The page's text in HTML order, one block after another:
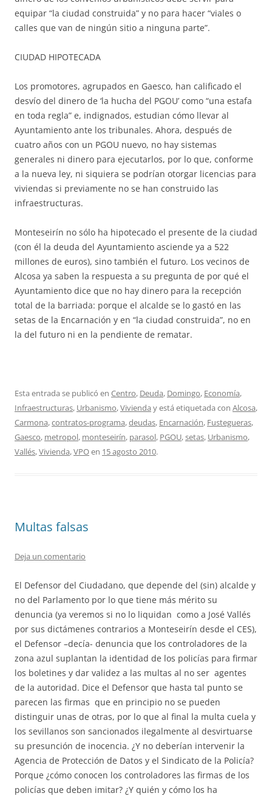
equipar “la ciudad construida” y no para hacer “viales o
calles que van de ningún sitio a ninguna parte”.
CIUDAD HIPOTECADA
Los promotores, agrupados en Gaesco, han calificado el
desvío del dinero de ‘la hucha del PGOU’ como “una estafa
en toda regla” e, indignados, estudian cómo llevar al
Ayuntamiento ante los tribunales. Ahora, después de
cuatro años con un PGOU nuevo, no hay sistemas
generales ni dinero para ejecutarlos, por lo que, conforme
a la nueva ley, ni siquiera se podrían otorgar licencias para
viviendas si previamente no se han construido las
infraestructuras.
Monteseirín no sólo ha hipotecado el presente de la ciudad
(con él la deuda del Ayuntamiento asciende ya a 522
millones de euros), sino también el futuro. Los vecinos de
Alcosa ya saben la respuesta a su pregunta de por qué el
Ayuntamiento dice que no hay dinero para la recepción
total de la barriada: porque el alcalde se lo gastó en las
setas de la Encarnación y en “la ciudad construida”, no en
la del futuro ni en la pendiente de rematar.
Esta entrada se publicó en Centro, Deuda, Domingo, Economía,
Infraestructuras, Urbanismo,Vivienda y está etiquetada con Alcosa,
Carmona,contratos-programa,deudas, Encarnación, Fustegueras,
Gaesco, metropol, monteseirín, parasol, PGOU,setas, Urbanismo,
Vallés,Vivienda,VPOen 15 agosto 2010.
Multas falsas
Deja un comentario
El Defensor del Ciudadano, que depende del (sin) alcalde y
no del Parlamento por lo que tiene más mérito su
denuncia (ya veremos si no lo liquidan como a José Vallés
por sus dictámenes contrarios a Monteseirín desde el CES),
el Defensor –decía- denuncia que los controladores de la
zona azul suplantan la identidad de los policías para firmar
los boletines y dar validez a las multas al no ser agentes
de la autoridad. Dice el Defensor que hasta tal punto se
parecen las firmas que en principio no se pueden
distinguir unas de otras, por lo que al final la multa cuela y
los sevillanos son sancionados ilegalmente al desvirtuarse
su presunción de inocencia. ¿Y no deberían intervenir la
Agencia de Protección de Datos y el Sindicato de la Policía?
Porque ¿cómo conocen los controladores las firmas de los
policías que deben imitar? ¿Y quién y cómo los ha